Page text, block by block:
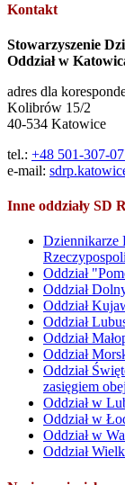
Kontakt
Stowarzyszenie
Oddział w
adres dla
Kolibrów 15/2
40-534 Katowice
tel.: +48 501-307-
e-mail:
Inne oddziały SD
Dziennikarze
Oddział
Oddział
Oddział
Oddział
Oddział
Oddział
Oddział
zasięgiem
Oddział w
Oddział w
Oddział w
Oddział